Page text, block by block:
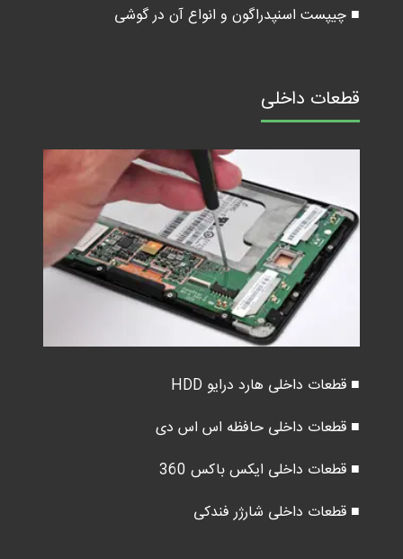
■ چیپست اسنپدراگون و انواع آن در گوشی
قطعات داخلی
■ قطعات داخلی هارد درایو HDD
■ قطعات داخلی حافظه اس اس دی
■ قطعات داخلی ایکس باکس 360
■ قطعات داخلی شارژر فندکی